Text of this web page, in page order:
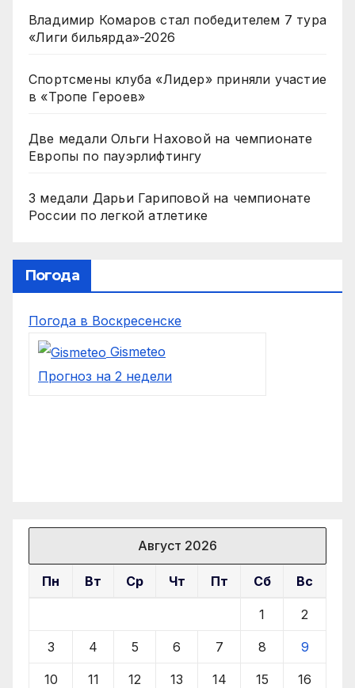
Владимир Комаров стал победителем 7 тура
«Лиги бильярда»-2026
Спортсмены клуба «Лидер» приняли участие
в «Тропе Героев»
Две медали Ольги Наховой на чемпионате
Европы по пауэрлифтингу
3 медали Дарьи Гариповой на чемпионате
России по легкой атлетике
Погода
Погода в Воскресенске
Gismeteo
Прогноз на 2 недели
Август 2026
Пн Вт Ср Чт Пт Сб Вс
1 2
3 4 5 6 7 8 9
10 11 12 13 14 15 16